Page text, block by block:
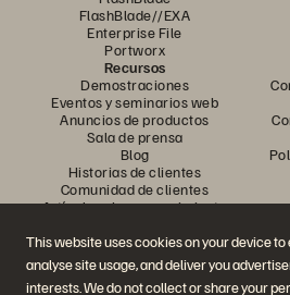
This website uses cookies on your device
analyse site usage, and deliver you
interests. We do not collect or share your
FlashBlade//EXA
Enterprise File
Portworx
Recursos
Demostraciones
Eventos y seminarios web
Anuncios de productos
Sala de prensa
Blog
Historias de clientes
Comunidad de clientes
Artículo sobre conocimiento
Únase a la